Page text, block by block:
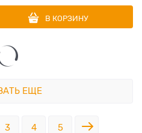
В КОРЗИНУ
ЕЩЕ
3 4 5